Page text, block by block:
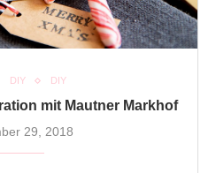
DIY DIY
mit Mautner Markhof
29, 2018